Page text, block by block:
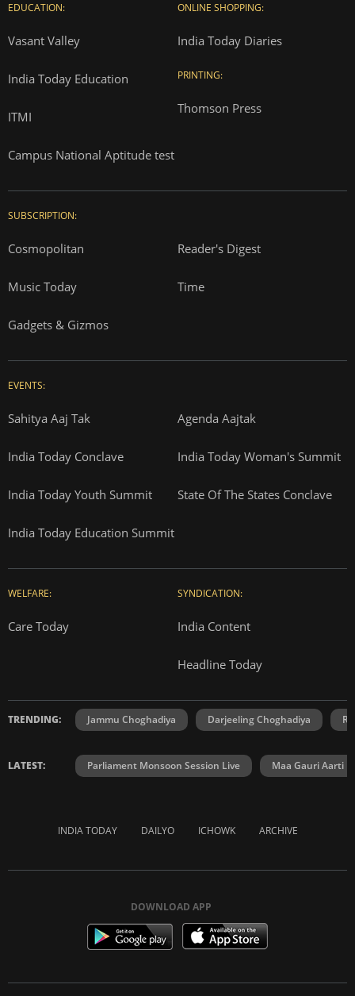
EDUCATION:
Vasant Valley
India Today Education
ITMI
Campus National Aptitude test
ONLINE SHOPPING:
India Today Diaries
PRINTING:
Thomson Press
SUBSCRIPTION:
Cosmopolitan Reader's Digest
Music Today Time
Gadgets & Gizmos
EVENTS:
Sahitya Aaj Tak Agenda Aajtak
India Today Conclave India Today Woman's Summit
India Today Youth Summit State Of The States Conclave
India Today Education Summit
WELFARE:
Care Today
SYNDICATION:
India Content
Headline Today
TRENDING: Jammu Choghadiya Darjeeling Choghadiya
LATEST: Parliament Monsoon Session Live Maa Gauri Aarti
INDIA TODAY DAILYO ICHOWK ARCHIVE
DOWNLOAD APP